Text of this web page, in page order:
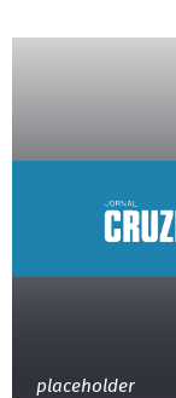
placeholder